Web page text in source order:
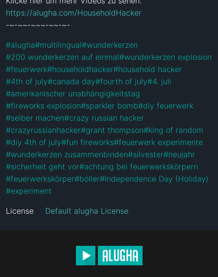
https://alugha.com/HouseholdHacker
-~-~~-~~~-~~-~-
#alugha#multilingual#wunderkerzen
#200 wunderkerzen auf einmal#wunderkerzen explosion
#feuerwerk#householdhacker#household hacker
#4th of july#canada day#fourth of july#4. juli
#amerikanischer unabhängigkeitstag
#fireworks explosion#sparkler bomb#diy feuerwerk
#selber machen#crazy russian hacker
#crazyrussianhacker#grant thompson#king of random
#diy 4th of july#fun fireworks#feuerwerk experimente
#wunderkerzen zusammenbinden#silvester#neujahr
#sicherheit geht vor#achtung bei feuerwerkskörpern
#feuerwerkskörper#böller#Independence Day (Holiday)
#experiment
License Default alugha License